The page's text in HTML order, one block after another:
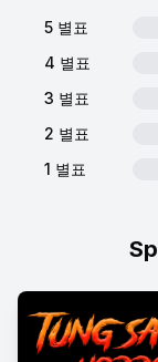
5 별표
4 별표
3 별표
2 별표
1 별표